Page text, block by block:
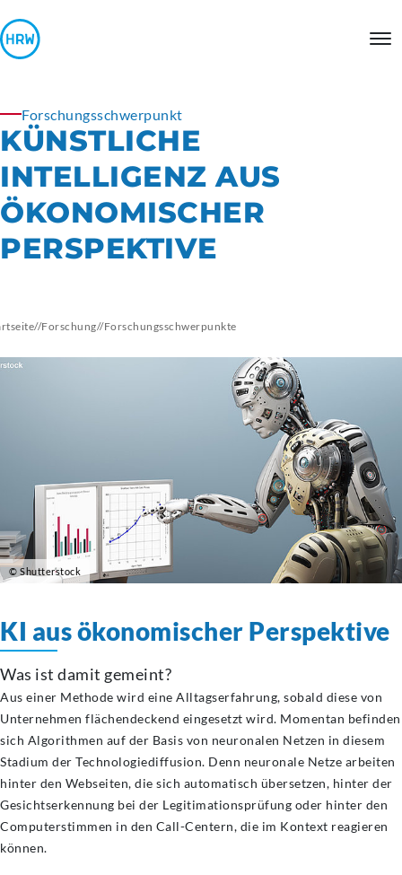
Forschungsschwerpunkt
KÜNSTLICHE
INTELLIGENZ AUS
ÖKONOMISCHER
PERSPEKTIVE
//Forschung//Forschungsschwerpunkte
© Shutterstock
KI aus ökonomischer Perspektive
Was ist damit gemeint?
Aus einer Methode wird eine Alltagserfahrung, sobald diese von
Unternehmen flächendeckend eingesetzt wird. Momentan befinden
sich Algorithmen auf der Basis von neuronalen Netzen in diesem
Stadium der Technologiediffusion. Denn neuronale Netze arbeiten
hinter den Webseiten, die sich automatisch übersetzen, hinter der
Gesichtserkennung bei der Legitimationsprüfung oder hinter den
Computerstimmen in den Call-Centern, die im Kontext reagieren
können.